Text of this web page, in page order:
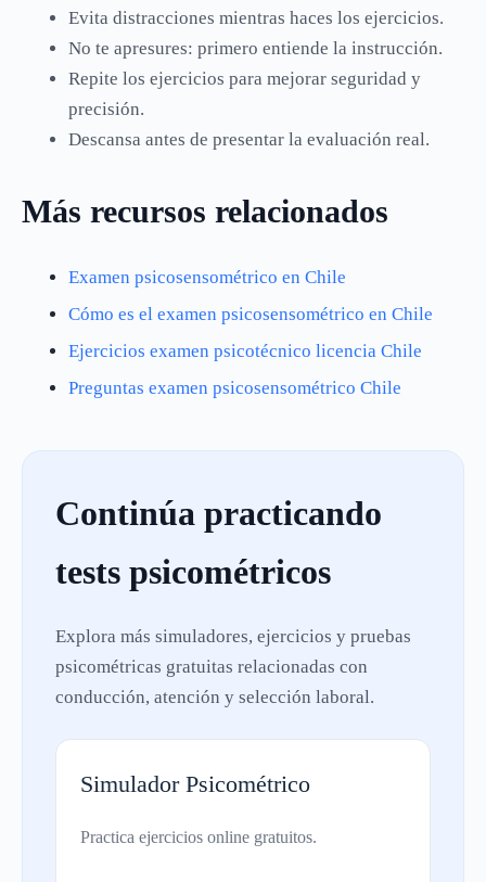
Evita distracciones mientras haces los ejercicios.
No te apresures: primero entiende la instrucción.
Repite los ejercicios para mejorar seguridad y
precisión.
Descansa antes de presentar la evaluación real.
Más recursos relacionados
Examen psicosensométrico en Chile
Cómo es el examen psicosensométrico en Chile
Ejercicios examen psicotécnico licencia Chile
Preguntas examen psicosensométrico Chile
Continúa practicando
tests psicométricos
Explora más simuladores, ejercicios y pruebas
psicométricas gratuitas relacionadas con
conducción, atención y selección laboral.
Simulador Psicométrico
Practica ejercicios online gratuitos.